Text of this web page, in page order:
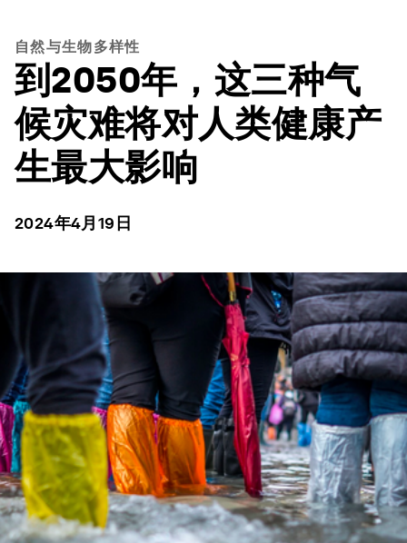
自然与生物多样性
到2050年，这三种气
候灾难将对人类健康产
生最大影响
2024年4月19日